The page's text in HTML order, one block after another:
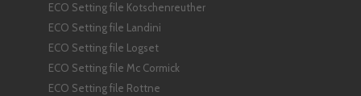
ECO Setting file Kotschenreuther
ECO Setting file Landini
ECO Setting file Logset
ECO Setting file Mc Cormick
ECO Setting file Rottne